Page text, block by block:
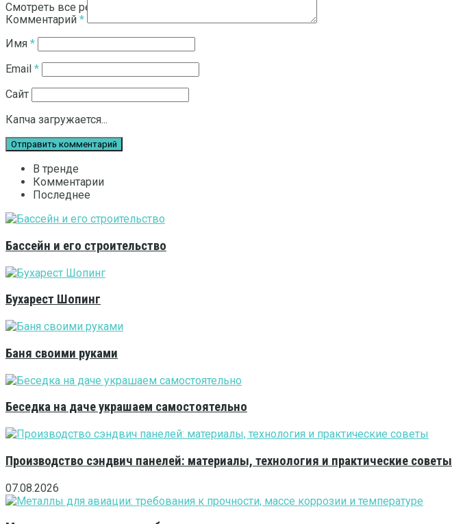
Смотреть все результаты
Комментарий *
Имя *
Email *
Сайт
Капча загружается...
В тренде
Комментарии
Последнее
Бассейн и его строительство
Бухарест Шопинг
Баня своими руками
Беседка на даче украшаем самостоятельно
Производство сэндвич панелей: материалы, технология и практические советы
07.08.2026